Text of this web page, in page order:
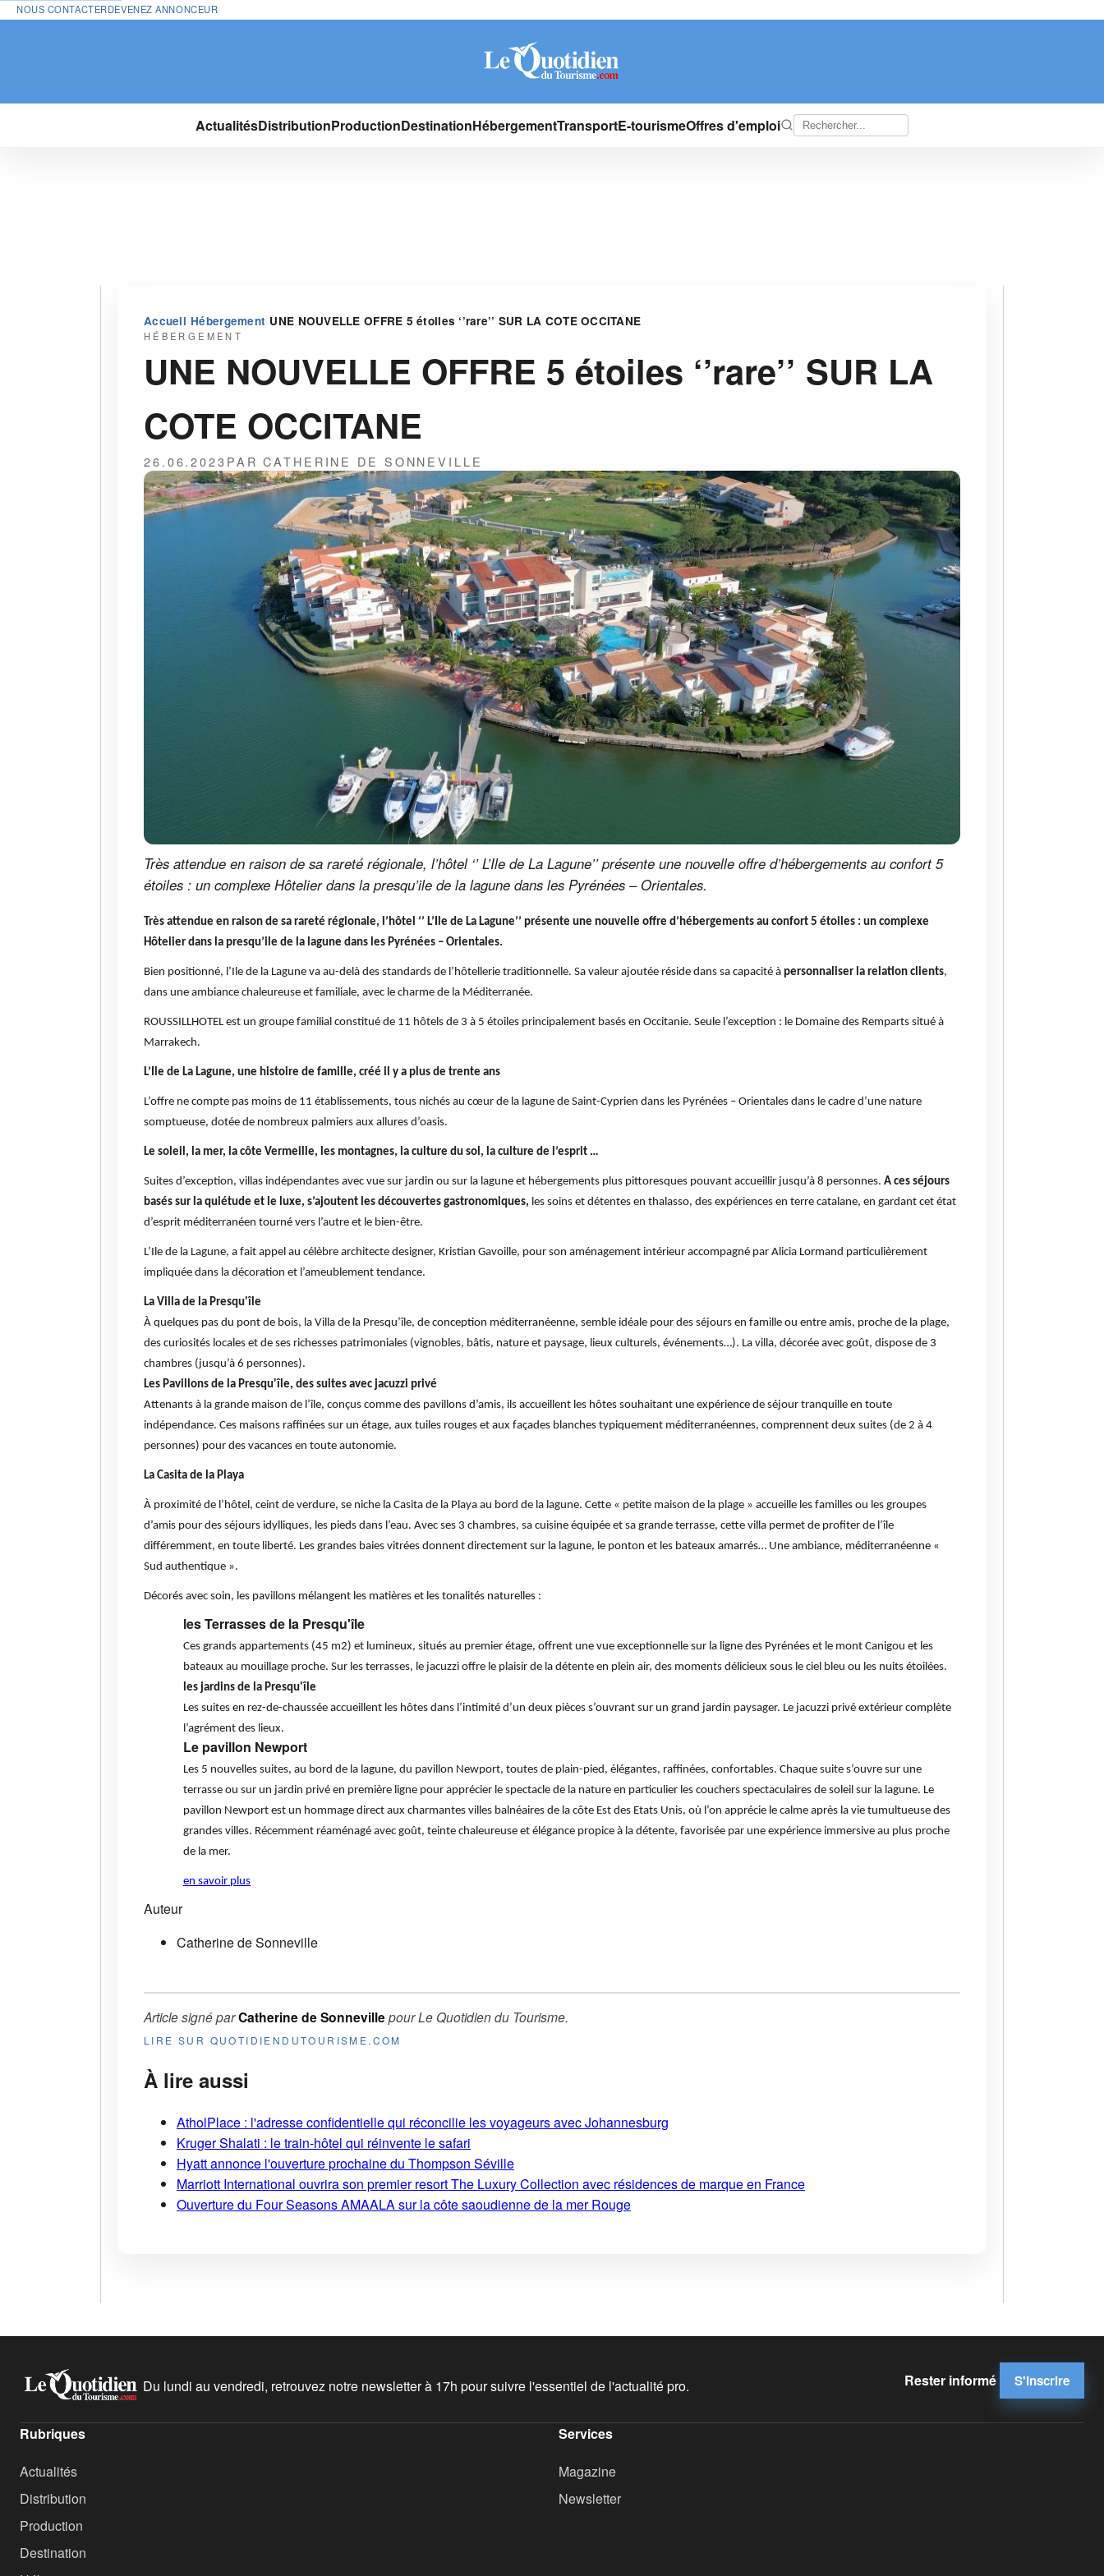
NOUS CONTACTERDEVENEZ ANNONCEUR
ActualitésDistributionProductionDestinationHébergementTransportE-tourismeOffres d'emploi
Accueil›Hébergement›UNE NOUVELLE OFFRE 5 étoiles ‘’rare’’ SUR LA COTE OCCITANE
HÉBERGEMENT
UNE NOUVELLE OFFRE 5 étoiles ‘’rare’’ SUR LA
COTE OCCITANE
26.06.2023PAR CATHERINE DE SONNEVILLE
Très attendue en raison de sa rareté régionale, l’hôtel ‘’ L’Ile de La Lagune’’ présente une nouvelle offre d’hébergements au confort 5
étoiles : un complexe Hôtelier dans la presqu’ile de la lagune dans les Pyrénées – Orientales.
Très attendue en raison de sa rareté régionale, l’hôtel ‘’ L’Ile de La Lagune’’ présente une nouvelle offre d’hébergements au confort 5 étoiles : un complexe
Hôtelier dans la presqu’ile de la lagune dans les Pyrénées – Orientales.
Bien positionné, l’Ile de la Lagune va au-delà des standards de l’hôtellerie traditionnelle. Sa valeur ajoutée réside dans sa capacité à personnaliser la relation clients,
dans une ambiance chaleureuse et familiale, avec le charme de la Méditerranée.
ROUSSILLHOTEL est un groupe familial constitué de 11 hôtels de 3 à 5 étoiles principalement basés en Occitanie. Seule l’exception : le Domaine des Remparts situé à
Marrakech.
L’Ile de La Lagune, une histoire de famille, créé il y a plus de trente ans
L’offre ne compte pas moins de 11 établissements, tous nichés au cœur de la lagune de Saint-Cyprien dans les Pyrénées – Orientales dans le cadre d’une nature
somptueuse, dotée de nombreux palmiers aux allures d’oasis.
Le soleil, la mer, la côte Vermeille, les montagnes, la culture du sol, la culture de l’esprit …
Suites d’exception, villas indépendantes avec vue sur jardin ou sur la lagune et hébergements plus pittoresques pouvant accueillir jusqu’à 8 personnes. A ces séjours
basés sur la quiétude et le luxe, s’ajoutent les découvertes gastronomiques, les soins et détentes en thalasso, des expériences en terre catalane, en gardant cet état
d’esprit méditerranéen tourné vers l’autre et le bien-être.
L’Ile de la Lagune, a fait appel au célèbre architecte designer, Kristian Gavoille, pour son aménagement intérieur accompagné par Alicia Lormand particulièrement
impliquée dans la décoration et l’ameublement tendance.
La Villa de la Presqu'île
À quelques pas du pont de bois, la Villa de la Presqu’île, de conception méditerranéenne, semble idéale pour des séjours en famille ou entre amis, proche de la plage,
des curiosités locales et de ses richesses patrimoniales (vignobles, bâtis, nature et paysage, lieux culturels, événements…). La villa, décorée avec goût, dispose de 3
chambres (jusqu’à 6 personnes).
Les Pavillons de la Presqu'île, des suites avec jacuzzi privé
Attenants à la grande maison de l’île, conçus comme des pavillons d’amis, ils accueillent les hôtes souhaitant une expérience de séjour tranquille en toute
indépendance. Ces maisons raffinées sur un étage, aux tuiles rouges et aux façades blanches typiquement méditerranéennes, comprennent deux suites (de 2 à 4
personnes) pour des vacances en toute autonomie.
La Casita de la Playa
À proximité de l’hôtel, ceint de verdure, se niche la Casita de la Playa au bord de la lagune. Cette « petite maison de la plage » accueille les familles ou les groupes
d’amis pour des séjours idylliques, les pieds dans l’eau. Avec ses 3 chambres, sa cuisine équipée et sa grande terrasse, cette villa permet de profiter de l’île
différemment, en toute liberté. Les grandes baies vitrées donnent directement sur la lagune, le ponton et les bateaux amarrés… Une ambiance, méditerranéenne «
Sud authentique ».
Décorés avec soin, les pavillons mélangent les matières et les tonalités naturelles :
les Terrasses de la Presqu'île
Ces grands appartements (45 m2) et lumineux, situés au premier étage, offrent une vue exceptionnelle sur la ligne des Pyrénées et le mont Canigou et les
bateaux au mouillage proche. Sur les terrasses, le jacuzzi offre le plaisir de la détente en plein air, des moments délicieux sous le ciel bleu ou les nuits étoilées.
les jardins de la Presqu'île
Les suites en rez-de-chaussée accueillent les hôtes dans l’intimité d’un deux pièces s’ouvrant sur un grand jardin paysager. Le jacuzzi privé extérieur complète
l’agrément des lieux.
Le pavillon Newport
Les 5 nouvelles suites, au bord de la lagune, du pavillon Newport, toutes de plain-pied, élégantes, raffinées, confortables. Chaque suite s’ouvre sur une
terrasse ou sur un jardin privé en première ligne pour apprécier le spectacle de la nature en particulier les couchers spectaculaires de soleil sur la lagune. Le
pavillon Newport est un hommage direct aux charmantes villes balnéaires de la côte Est des Etats Unis, où l’on apprécie le calme après la vie tumultueuse des
grandes villes. Récemment réaménagé avec goût, teinte chaleureuse et élégance propice à la détente, favorisée par une expérience immersive au plus proche
de la mer.
en savoir plus
Auteur
Catherine de Sonneville
Article signé parCatherine de SonnevillepourLe Quotidien du Tourisme.
LIRE SUR QUOTIDIENDUTOURISME.COM
À lire aussi
AtholPlace : l'adresse confidentielle qui réconcilie les voyageurs avec Johannesburg
Kruger Shalati : le train-hôtel qui réinvente le safari
Hyatt annonce l'ouverture prochaine du Thompson Séville
Marriott International ouvrira son premier resort The Luxury Collection avec résidences de marque en France
Ouverture du Four Seasons AMAALA sur la côte saoudienne de la mer Rouge
Du lundi au vendredi, retrouvez notre newsletter à 17h pour suivre l'essentiel de l'actualité pro. Rester informé S'inscrire
Rubriques
Actualités
Distribution
Production
Destination
Services
Magazine
Newsletter